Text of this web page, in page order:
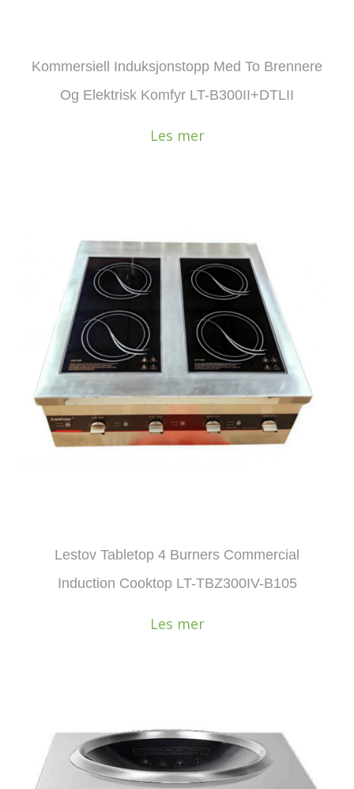
Kommersiell Induksjonstopp Med To Brennere
Og Elektrisk Komfyr LT-B300II+DTLII
Les mer
Lestov Tabletop 4 Burners Commercial
Induction Cooktop LT-TBZ300IV-B105
Les mer